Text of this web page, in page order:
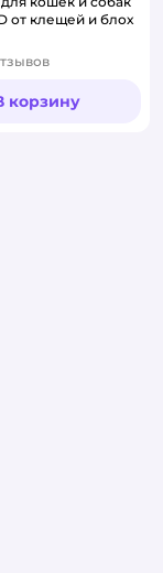
от клещей и блох
корзину